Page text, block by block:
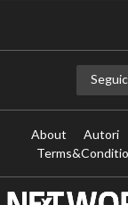
About Autori